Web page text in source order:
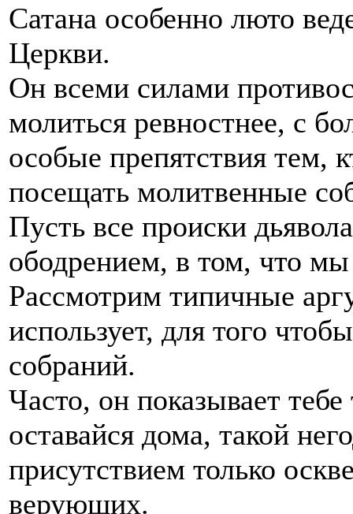
Сатана особенно люто
Церкви.
Он всеми силами
молиться ревностнее, с
особые препятствия тем,
посещать молитвенные
Пусть все происки
ободрением, в том, что
Рассмотрим типичные
использует, для того
собраний.
Часто, он показывает
оставайся дома, такой
присутствием только
верующих.